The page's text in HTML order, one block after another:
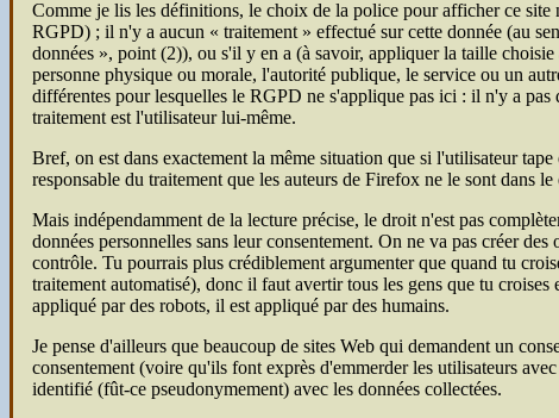
Comme je lis les définitions, le choix de la police pour afficher ce site
RGPD) ; il n'y a aucun « traitement » effectué sur cette donnée (au
données », point (2)), ou s'il y en a (à savoir, appliquer la taille
personne physique ou morale, l'autorité publique, le service ou un
différentes pour lesquelles le RGPD ne s'applique pas ici : il n'y a
traitement est l'utilisateur lui-même.
Bref, on est dans exactement la même situation que si l'utilisateur
responsable du traitement que les auteurs de Firefox ne le sont dans
Mais indépendamment de la lecture précise, le droit n'est pas
données personnelles sans leur consentement. On ne va pas créer
contrôle. Tu pourrais plus crédiblement argumenter que quand tu
traitement automatisé), donc il faut avertir tous les gens que tu
appliqué par des robots, il est appliqué par des humains.
Je pense d'ailleurs que beaucoup de sites Web qui demandent un
consentement (voire qu'ils font exprès d'emmerder les utilisateurs
identifié (fût-ce pseudonymement) avec les données collectées.